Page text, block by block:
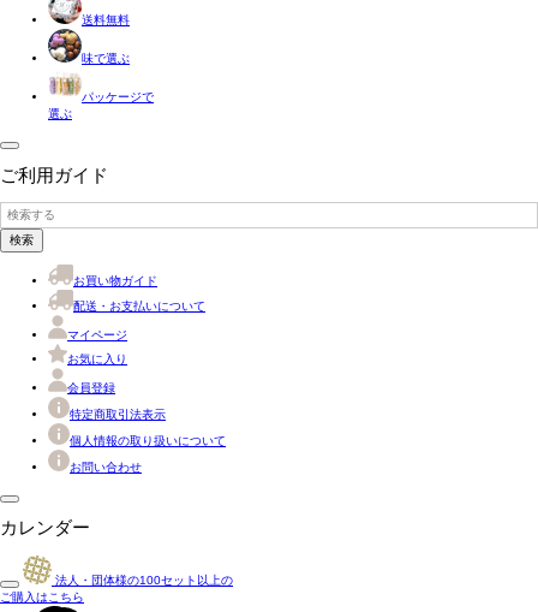
送料無料
味で選ぶ
パッケージで
選ぶ
ご利用ガイド
検索
お買い物ガイド
配送・お支払いについて
マイページ
お気に入り
会員登録
特定商取引法表示
個人情報の取り扱いについて
お問い合わせ
カレンダー
法人・団体様の100セット以上の
ご購入はこちら